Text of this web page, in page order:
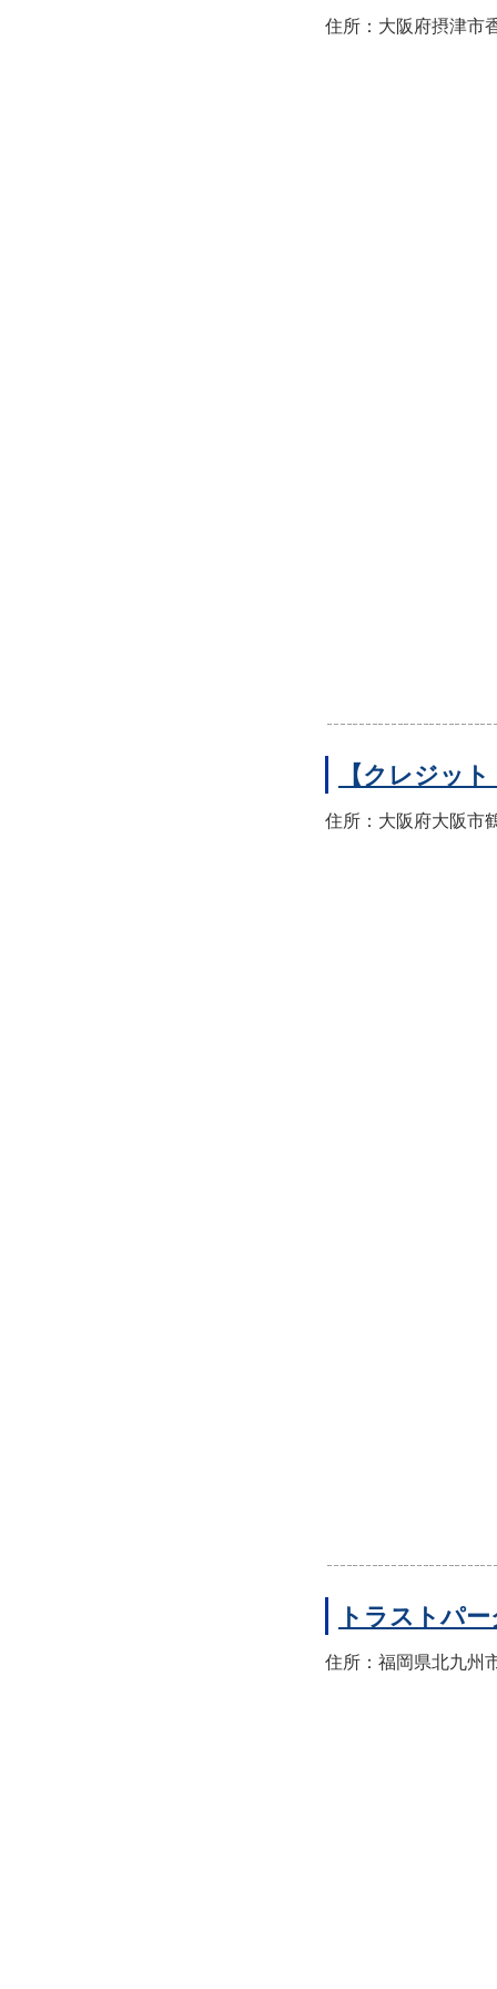
住所：大阪府摂津市
【クレジッ
住所：大阪府大阪市
トラストパ
住所：福岡県北九州